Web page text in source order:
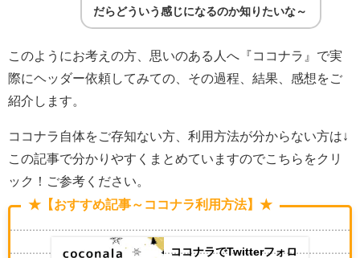
だらどういう感じになるのか知りたいな～
このようにお考えの方、思いのある人へ『ココナラ』で実
際にヘッダー依頼してみての、その過程、結果、感想をご
紹介します。
ココナラ自体をご存知ない方、利用方法が分からない方は↓
この記事で分かりやすくまとめていますのでこちらをクリ
ック！ご参考ください。
★【おすすめ記事～ココナラ利用方法】★
ココナラでTwitterフォロ